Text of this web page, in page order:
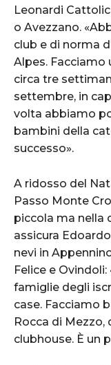
Leonardi
o Avezzano.
club e di norma
Alpes.
circa tre
settembre, in
volta abbiamo
bambini della
successo».
A ridosso del
Passo Monte
piccola ma nella
assicura
nevi in
Felice e
famiglie degli
case. Facciamo
Rocca di
clubhouse. È un